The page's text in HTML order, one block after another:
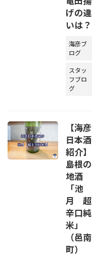
げの違
いは？
海彦ブ
ログ
スタッ
フブロ
グ
【海彦
日本酒
紹介】
島根の
地酒
「池
月 超
辛口純
米」
（邑南
町）